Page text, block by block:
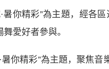
你精彩”為主題，經各區
愛好者參與。
精彩”為主題，聚焦音